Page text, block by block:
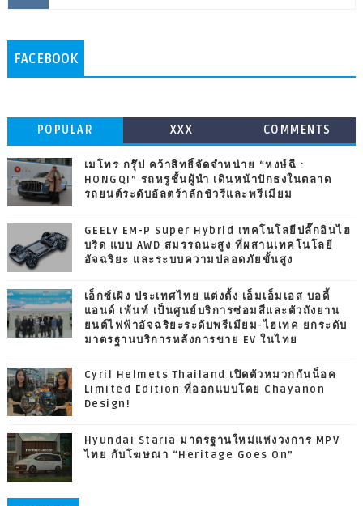
FACEBOOK
POPULAR XXX COMMENTS
เมโทร กรุ๊ป คว้าสิทธิ์จัดจำหน่าย “หงษ์ฉี :
HONGQI” รถหรูชั้นผู้นำ เดินหน้าปักธงในตลาด
รถยนต์ระดับอัลตร้าลักชัวรีและพรีเมียม
GEELY EM-P Super Hybrid เทคโนโลยีปลั๊กอินไฮ
บริด แบบ AWD สมรรถนะสูง ที่ผสานเทคโนโลยี
อัจฉริยะ และระบบความปลอดภัยขั้นสูง
เอ็กซ์เผิง ประเทศไทย แต่งตั้ง เอ็มเอ็มเอส บอดี้
แอนด์ เพ้นท์ เป็นศูนย์บริการซ่อมสีและตัวถังยาน
ยนต์ไฟฟ้าอัจฉริยะระดับพรีเมียม-ไฮเทค ยกระดับ
มาตรฐานบริการหลังการขาย EV ในไทย
Cyril Helmets Thailand เปิดตัวหมวกกันน็อค
Limited Edition ที่ออกแบบโดย Chayanon
Design!
Hyundai Staria มาตรฐานใหม่แห่งวงการ MPV
ไทย กับโฆษณา “Heritage Goes On”